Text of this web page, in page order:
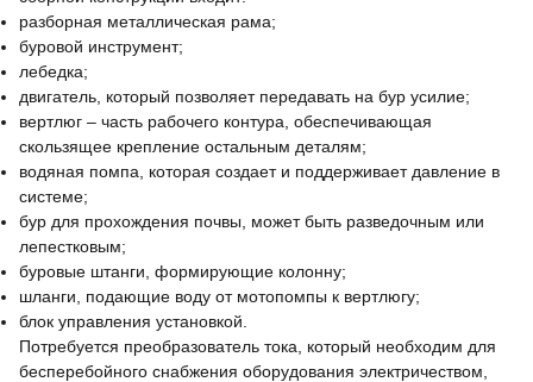
разборная металлическая рама;
буровой инструмент;
лебедка;
двигатель, который позволяет передавать на бур усилие;
вертлюг – часть рабочего контура, обеспечивающая
скользящее крепление остальным деталям;
водяная помпа, которая создает и поддерживает давление в
системе;
бур для прохождения почвы, может быть разведочным или
лепестковым;
буровые штанги, формирующие колонну;
шланги, подающие воду от мотопомпы к вертлюгу;
блок управления установкой.
Потребуется преобразователь тока, который необходим для
бесперебойного снабжения оборудования электричеством,